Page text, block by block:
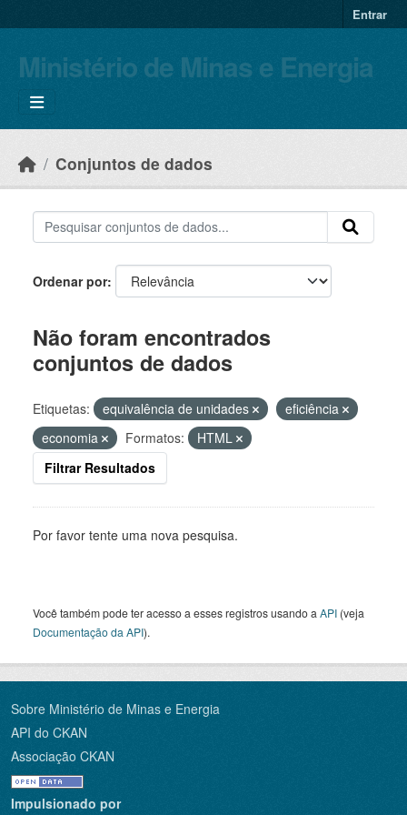
Entrar
Ministério de Minas e Energia
Conjuntos de dados
Ordenar por
Não foram encontrados
conjuntos de dados
Etiquetas: equivalência de unidades
eficiência
economia
Formatos:
HTML
Filtrar Resultados
Por favor tente uma nova pesquisa.
Você também pode ter acesso a esses registros usando a API (veja
Documentação da API).
Sobre Ministério de Minas e Energia
API do CKAN
Associação CKAN
Impulsionado por